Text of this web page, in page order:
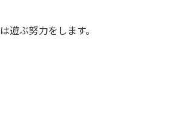
遊ぶ努力をします。